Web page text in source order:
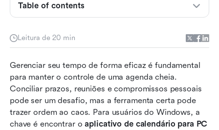
Leitura de 20 min
Gerenciar seu tempo de forma eficaz é fundamental
para manter o controle de uma agenda cheia.
Conciliar prazos, reuniões e compromissos pessoais
pode ser um desafio, mas a ferramenta certa pode
trazer ordem ao caos. Para usuários do Windows, a
chave é encontrar o aplicativo de calendário para PC
Table of contents
O que é um aplicativo de calendário?
para Windows?
Top 10 aplicativos de calendário para Windows
em 2026
Por que o Lark se destaca como o melhor
aplicativo de calendário para Windows